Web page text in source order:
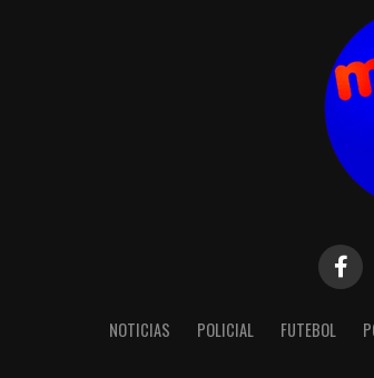
NOTICIAS POLICIAL FUTEBOL